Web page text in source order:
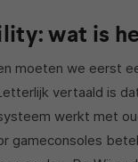
wat is
moeten we eerst
vertaald is
werkt met
gameconsoles